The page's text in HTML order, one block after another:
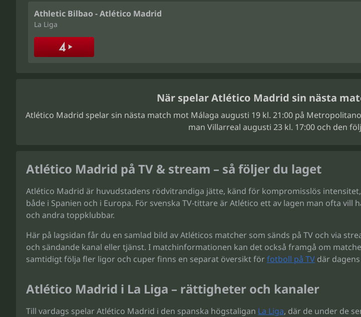
Athletic Bilbao - Atlético Madrid
La Liga
När spelar Atlético Madrid sin nästa
Atlético Madrid spelar sin nästa match mot Málaga augusti 19 kl. 21:00 på
man Villarreal augusti 23 kl. 17:00 och den
Atlético Madrid på TV & stream – så följer du laget
Atlético Madrid är huvudstadens rödvitrandiga jätte, känd för kompromisslös
både i Spanien och i Europa. För svenska TV-tittare är Atlético ett av lagen man ofta
och andra toppklubbar.
Här på lagsidan får du en samlad bild av Atléticos matcher som sänds på TV och via
och sändande kanal eller tjänst. I matchinformationen kan det också framgå om
samtidigt följa fler ligor och cuper finns en separat översikt förfotboll på TV där
Atlético Madrid i La Liga – rättigheter och kanaler
Till vardags spelar Atlético Madrid i den spanska högstaligan La Liga, där de under de